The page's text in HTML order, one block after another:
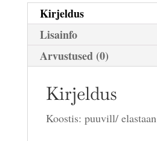
Kirjeldus
Lisainfo
Arvustused (0)
Kirjeldus
Koostis: puuvill/ elastaan